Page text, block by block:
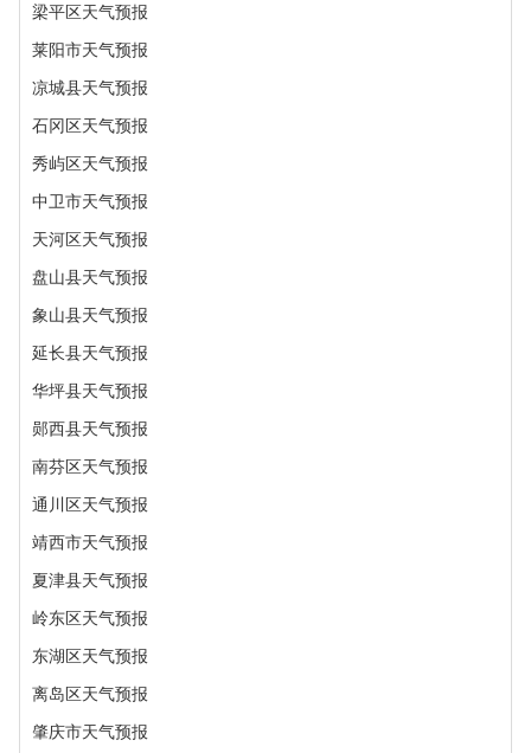
梁平区天气预报
莱阳市天气预报
凉城县天气预报
石冈区天气预报
秀屿区天气预报
中卫市天气预报
天河区天气预报
盘山县天气预报
象山县天气预报
延长县天气预报
华坪县天气预报
郧西县天气预报
南芬区天气预报
通川区天气预报
靖西市天气预报
夏津县天气预报
岭东区天气预报
东湖区天气预报
离岛区天气预报
肇庆市天气预报